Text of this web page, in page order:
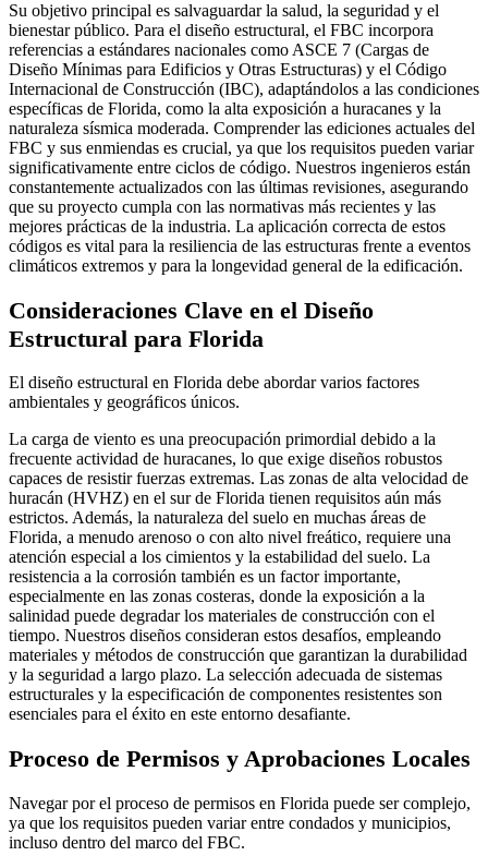
Su objetivo principal es salvaguardar la salud, la seguridad y el
bienestar público. Para el diseño estructural, el FBC incorpora
referencias a estándares nacionales como ASCE 7 (Cargas de
Diseño Mínimas para Edificios y Otras Estructuras) y el Código
Internacional de Construcción (IBC), adaptándolos a las condiciones
específicas de Florida, como la alta exposición a huracanes y la
naturaleza sísmica moderada. Comprender las ediciones actuales del
FBC y sus enmiendas es crucial, ya que los requisitos pueden variar
significativamente entre ciclos de código. Nuestros ingenieros están
constantemente actualizados con las últimas revisiones, asegurando
que su proyecto cumpla con las normativas más recientes y las
mejores prácticas de la industria. La aplicación correcta de estos
códigos es vital para la resiliencia de las estructuras frente a eventos
climáticos extremos y para la longevidad general de la edificación.
Consideraciones Clave en el Diseño
Estructural para Florida
El diseño estructural en Florida debe abordar varios factores
ambientales y geográficos únicos.
La carga de viento es una preocupación primordial debido a la
frecuente actividad de huracanes, lo que exige diseños robustos
capaces de resistir fuerzas extremas. Las zonas de alta velocidad de
huracán (HVHZ) en el sur de Florida tienen requisitos aún más
estrictos. Además, la naturaleza del suelo en muchas áreas de
Florida, a menudo arenoso o con alto nivel freático, requiere una
atención especial a los cimientos y la estabilidad del suelo. La
resistencia a la corrosión también es un factor importante,
especialmente en las zonas costeras, donde la exposición a la
salinidad puede degradar los materiales de construcción con el
tiempo. Nuestros diseños consideran estos desafíos, empleando
materiales y métodos de construcción que garantizan la durabilidad
y la seguridad a largo plazo. La selección adecuada de sistemas
estructurales y la especificación de componentes resistentes son
esenciales para el éxito en este entorno desafiante.
Proceso de Permisos y Aprobaciones Locales
Navegar por el proceso de permisos en Florida puede ser complejo,
ya que los requisitos pueden variar entre condados y municipios,
incluso dentro del marco del FBC.